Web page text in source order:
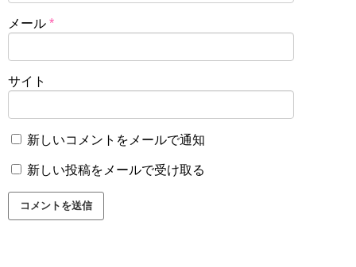
メール *
サイト
新しいコメントをメールで通知
新しい投稿をメールで受け取る